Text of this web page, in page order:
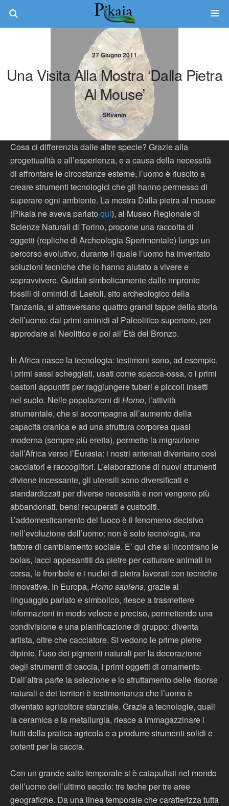
27 Giugno 2011
Una Visita Alla Mostra ‘Dalla Pietra
Al Mouse’
Stivanin
Cosa ci differenzia dalle altre specie? Grazie alla
progettualità e all’esperienza, e a causa della necessità
di affrontare le circostanze esterne, l’uomo è riuscito a
creare strumenti tecnologici che gli hanno permesso di
superare ogni ambiente. La mostra Dalla pietra al mouse
(Pikaia ne aveva parlato qui), al Museo Regionale di
Scienze Naturali di Torino, propone una raccolta di
oggetti (repliche di Archeologia Sperimentale) lungo un
percorso evolutivo, durante il quale l’uomo ha inventato
soluzioni tecniche che lo hanno aiutato a vivere e
sopravvivere. Guidati simbolicamente dalle impronte
fossili di ominidi di Laetoli, sito archeologico della
Tanzania, si attraversano quattro grandi tappe della storia
dell’uomo: dai primi ominidi al Paleolitico superiore, per
approdare al Neolitico e poi all’Età del Bronzo.
In Africa nasce la tecnologia: testimoni sono, ad esempio,
i primi sassi scheggiati, usati come spacca-ossa, o i primi
bastoni appuntiti per raggiungere tuberi e piccoli insetti
nel suolo. Nelle popolazioni di Homo, l’attività
strumentale, che si accompagna all’aumento della
capacità cranica e ad una struttura corporea quasi
moderna (sempre più eretta), permette la migrazione
dall’Africa verso l’Eurasia: i nostri antenati diventano così
cacciatori e raccoglitori. L’elaborazione di nuovi strumenti
diviene incessante, gli utensili sono diversificati e
standardizzati per diverse necessità e non vengono più
abbandonati, bensì recuperati e custoditi.
L’addomesticamento del fuoco è il fenomeno decisivo
nell’evoluzione dell’uomo: non è solo tecnologia, ma
fattore di cambiamento sociale. E’ qui che si incontrano le
bolas, lacci appesantiti da pietre per catturare animali in
corsa, le frombole e i nuclei di pietra lavorati con tecniche
innovative. In Europa, Homo sapiens, grazie al
linguaggio parlato e simbolico, riesce a trasmettere
informazioni in modo veloce e preciso, permettendo una
condivisione e una pianificazione di gruppo: diventa
artista, oltre che cacciatore. Si vedono le prime pietre
dipinte, l’uso dei pigmenti naturali per la decorazione
degli strumenti di caccia, i primi oggetti di ornamento.
Dall’altra parte la selezione e lo sfruttamento delle risorse
naturali e dei territori è testimonianza che l’uomo è
diventato agricoltore stanziale. Grazie a tecnologie, quali
la ceramica e la metallurgia, riesce a immagazzinare i
frutti della pratica agricola e a produrre strumenti solidi e
potenti per la caccia.
Con un grande salto temporale si è catapultati nel mondo
dell’uomo dell’ultimo secolo: tre teche per tre aree
geografiche. Da una linea temporale che caratterizza tutta